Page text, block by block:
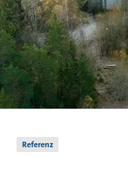
Referenz